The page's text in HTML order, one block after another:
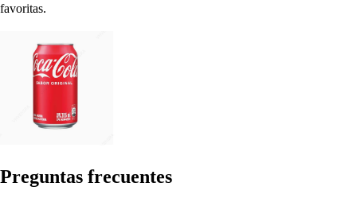
favoritas.
Preguntas frecuentes